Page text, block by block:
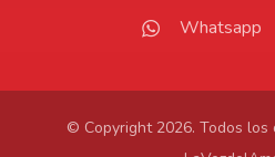
Whatsapp
© Copyright 2026. Todos los